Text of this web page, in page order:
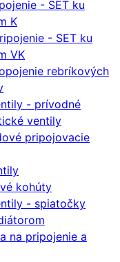
- SET ku
K
- SET ku
VK
rebríkových
- prívodné
ventily
pripojovacie
kohúty
- spiatočky
na pripojenie a